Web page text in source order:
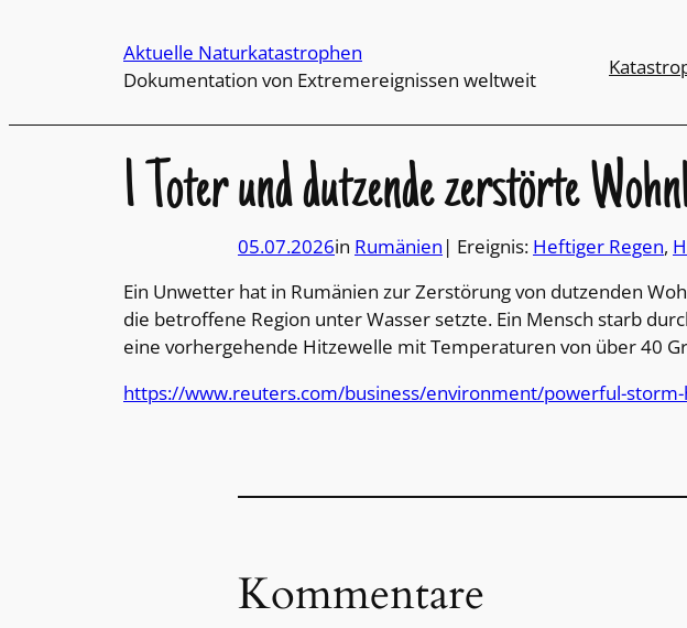
Aktuelle Naturkatastrophen
Dokumentation von Extremereignissen weltweit
1 Toter und dutzende zerstörte
05.07.2026in Rumänien | Ereignis: Heftiger Regen,
Ein Unwetter hat in Rumänien zur Zerstörung von dutzenden
die betroffene Region unter Wasser setzte. Ein Mensch starb
eine vorhergehende Hitzewelle mit Temperaturen von über 40
https://www.reuters.com/business/environment/powerful-
Kommentare